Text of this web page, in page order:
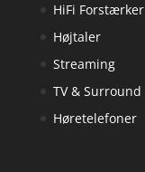
HiFi Forstærker
Højtaler
Streaming
TV & Surround
Høretelefoner